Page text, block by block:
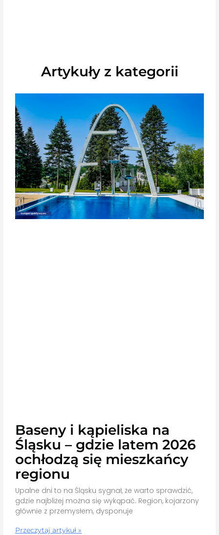
Artykuły z kategorii
Baseny i kąpieliska na
Śląsku – gdzie latem 2026
ochłodzą się mieszkańcy
regionu
Upalne dni to na Śląsku sygnał, że warto sprawdzić,
gdzie najbliżej można się wykąpać. Region, kojarzony
głównie z przemysłem, dysponuje
Przeczytaj artykuł »